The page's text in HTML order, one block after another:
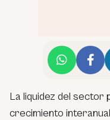
La liquidez del
crecimiento